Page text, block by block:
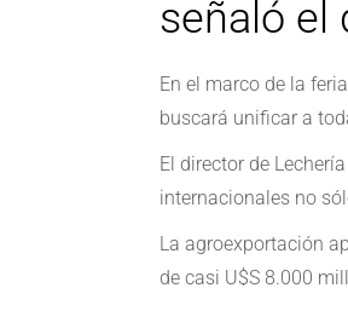
señaló el
En el marco de la
buscará unificar a
El director de
internacionales no
La agroexportación
de casi U$S 8.000